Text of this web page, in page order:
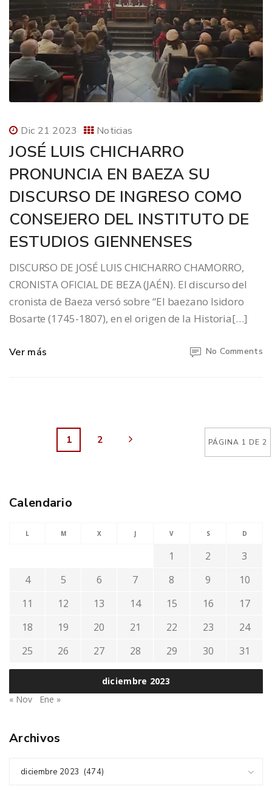
Dic 21 2023 Noticias
JOSÉ LUIS CHICHARRO
PRONUNCIA EN BAEZA SU
DISCURSO DE INGRESO COMO
CONSEJERO DEL INSTITUTO DE
ESTUDIOS GIENNENSES
DISCURSO DE JOSÉ LUIS CHICHARRO CHAMORRO,
CRONISTA OFICIAL DE BEZA (JAÉN). El discurso del
cronista de Baeza versó sobre “El baezano Isidoro
Bosarte (1745-1807), en el origen de la Historia[…]
Ver más No Comments
PÁGINA 1 DE 2
1 2
Calendario
diciembre 2023
L M X J V S D
1 2
3
4
5 6 7 8 9
10
11
12 13 14 15 16
17
18
19 20 21 22 23
24
25
26 27 28 29 30 31
« Nov Ene »
Archivos
diciembre 2023 (474)